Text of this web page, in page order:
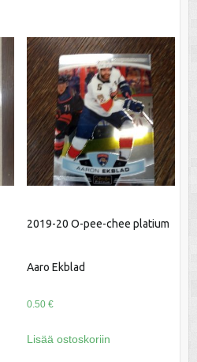
2019-20 O-pee-chee platium
Aaro Ekblad
0.50 €
Lisää ostoskoriin